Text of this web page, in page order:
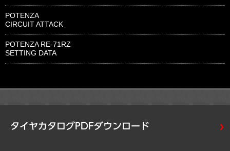
POTENZA
CIRCUIT ATTACK
POTENZA RE-71RZ
SETTING DATA
タイヤカタログPDFダウンロード